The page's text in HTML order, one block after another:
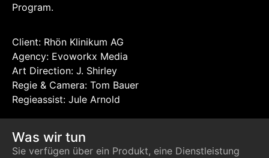
Program.
Client: Rhön Klinikum AG
Agency: Evoworkx Media
Art Direction: J. Shirley
Regie & Camera: Tom Bauer
Regieassist: Jule Arnold
Was wir tun
Sie verfügen über ein Produkt, eine Dienstleistung